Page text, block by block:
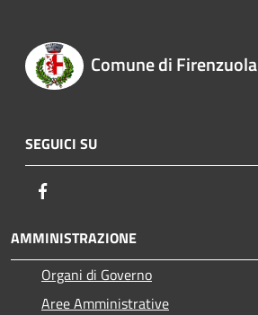
Comune di Firenzuola
SEGUICI SU
AMMINISTRAZIONE
Organi di Governo
Aree Amministrative